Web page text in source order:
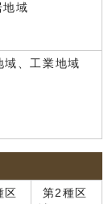
地域
域、工業地域
区
第2種区